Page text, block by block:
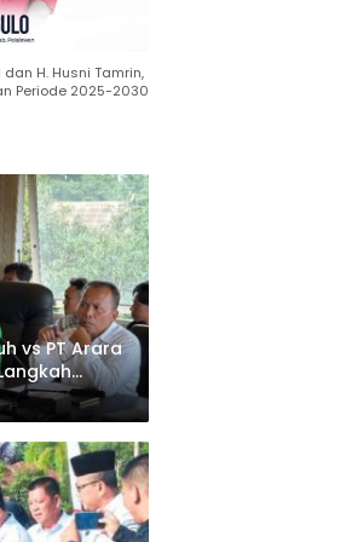
H. Husni Tamrin,
Periode 2025-2030
vs PT Arara